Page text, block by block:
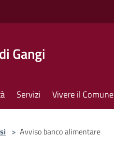
Gangi
Servizi Vivere il Comune
> Avviso banco alimentare